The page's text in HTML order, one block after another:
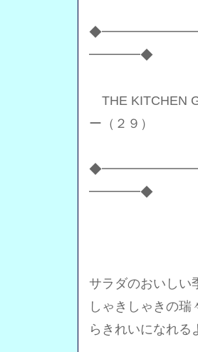
━━━━◆
THE KITCHEN
ー（２９）
━━━━◆
サラダのおいしい
しゃきしゃきの
らきれいになれる